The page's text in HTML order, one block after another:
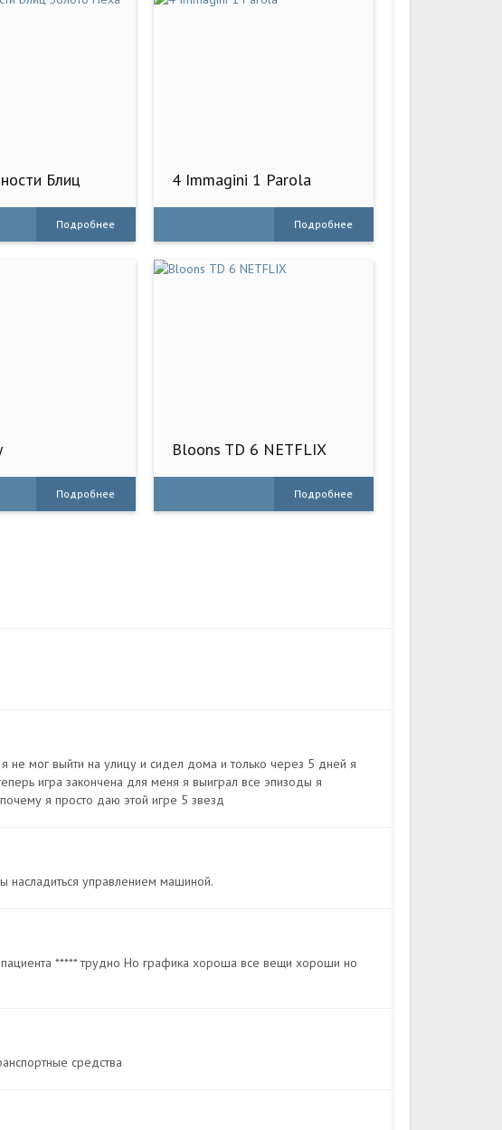
Блиц
Подробнее
4 Immagini 1 Parola
Подробнее
Подробнее
Bloons TD 6 NETFLIX
Подробнее
не мог выйти на улицу и сидел дома и только через 5 дней я
игра закончена для меня я выиграл все эпизоды я
я просто даю этой игре 5 звезд
насладиться управлением машиной.
***** трудно Но графика хороша все вещи хороши но
средства